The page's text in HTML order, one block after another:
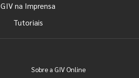
GIV na Imprensa
Tutoriais
Sobre a GIV Online